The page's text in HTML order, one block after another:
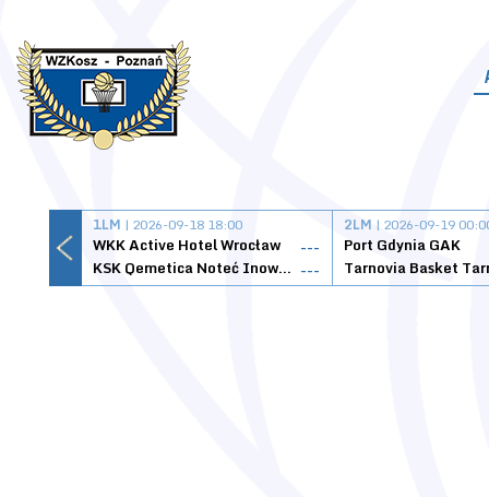
1LM | 2026-09-18 18:00
WKK Active Hotel Wrocław
---
KSK Qemetica Noteć Inowrocław ---
2LM | 2026-09-19
Port Gdynia GAK